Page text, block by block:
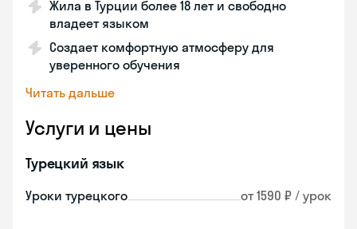
Жила в Турции более 18 лет и свободно
владеет языком
Создает комфортную атмосферу для
уверенного обучения
Читать дальше
Услуги и цены
Турецкий язык
Уроки турецкого от 1590 ₽ / урок